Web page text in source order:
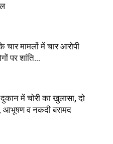
चार मामलों में चार आरोपी
पर शांति...
दुकान में चोरी का खुलासा, दो
आभूषण व नकदी बरामद